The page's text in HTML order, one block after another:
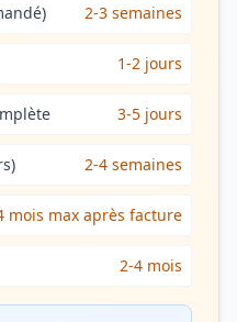
2-3 semaines
1-2 jours
3-5 jours
2-4 semaines
mois max après facture
2-4 mois